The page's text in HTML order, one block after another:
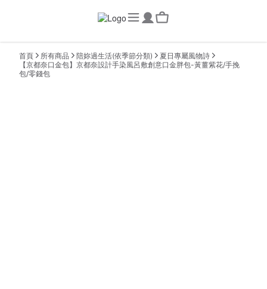
首頁 所有商品 陪妳過生活(依季節分類)
夏日專屬風物詩
【京都奈口金包】京都奈設計手染風呂敷創意口金胖包-黃薑紫花/手挽
包/零錢包